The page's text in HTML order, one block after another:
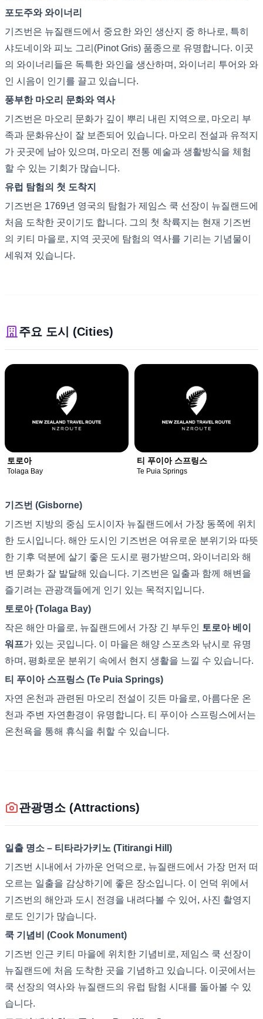
포도주와 와이너리
기즈번은 뉴질랜드에서 중요한 와인 생산지 중 하나로, 특히
샤도네이와 피노 그리(Pinot Gris) 품종으로 유명합니다. 이곳
의 와이너리들은 독특한 와인을 생산하며, 와이너리 투어와 와
인 시음이 인기를 끌고 있습니다.
풍부한 마오리 문화와 역사
기즈번은 마오리 문화가 깊이 뿌리 내린 지역으로, 마오리 부
족과 문화유산이 잘 보존되어 있습니다. 마오리 전설과 유적지
가 곳곳에 남아 있으며, 마오리 전통 예술과 생활방식을 체험
할 수 있는 기회가 많습니다.
유럽 탐험의 첫 도착지
기즈번은 1769년 영국의 탐험가 제임스 쿡 선장이 뉴질랜드에
처음 도착한 곳이기도 합니다. 그의 첫 착륙지는 현재 기즈번
의 키티 마을로, 지역 곳곳에 탐험의 역사를 기리는 기념물이
세워져 있습니다.
주요 도시 (Cities)
토로아
Tolaga Bay
티 푸이아 스프링스
Te Puia Springs
기즈번 (Gisborne)
기즈번 지방의 중심 도시이자 뉴질랜드에서 가장 동쪽에 위치
한 도시입니다. 해안 도시인 기즈번은 여유로운 분위기와 따뜻
한 기후 덕분에 살기 좋은 도시로 평가받으며, 와이너리와 해
변 문화가 잘 발달해 있습니다. 기즈번은 일출과 함께 해변을
즐기려는 관광객들에게 인기 있는 목적지입니다.
토로아 (Tolaga Bay)
작은 해안 마을로, 뉴질랜드에서 가장 긴 부두인 토로아 베이
워프가 있는 곳입니다. 이 마을은 해양 스포츠와 낚시로 유명
하며, 평화로운 분위기 속에서 현지 생활을 느낄 수 있습니다.
티 푸이아 스프링스 (Te Puia Springs)
자연 온천과 관련된 마오리 전설이 깃든 마을로, 아름다운 온
천과 주변 자연환경이 유명합니다. 티 푸이아 스프링스에서는
온천욕을 통해 휴식을 취할 수 있습니다.
관광명소 (Attractions)
일출 명소 – 티타라가키노 (Titirangi Hill)
기즈번 시내에서 가까운 언덕으로, 뉴질랜드에서 가장 먼저 떠
오르는 일출을 감상하기에 좋은 장소입니다. 이 언덕 위에서
기즈번의 해안과 도시 전경을 내려다볼 수 있어, 사진 촬영지
로도 인기가 많습니다.
쿡 기념비 (Cook Monument)
기즈번 인근 키티 마을에 위치한 기념비로, 제임스 쿡 선장이
뉴질랜드에 처음 도착한 곳을 기념하고 있습니다. 이곳에서는
쿡 선장의 역사와 뉴질랜드의 유럽 탐험 시대를 돌아볼 수 있
습니다.